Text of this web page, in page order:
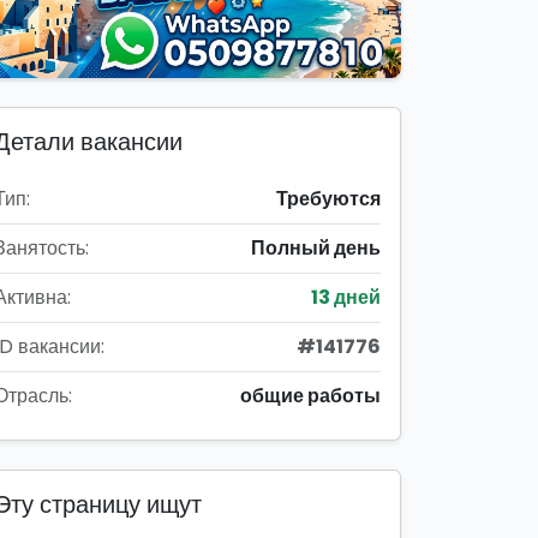
вакансии
Требуются
Полный день
13 дней
вакансии:
#141776
общие работы
страницу ищут